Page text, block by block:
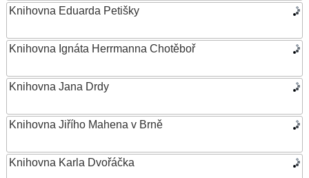
Knihovna Eduarda Petišky
Knihovna Ignáta Herrmanna Chotěboř
Knihovna Jana Drdy
Knihovna Jiřího Mahena v Brně
Knihovna Karla Dvořáčka